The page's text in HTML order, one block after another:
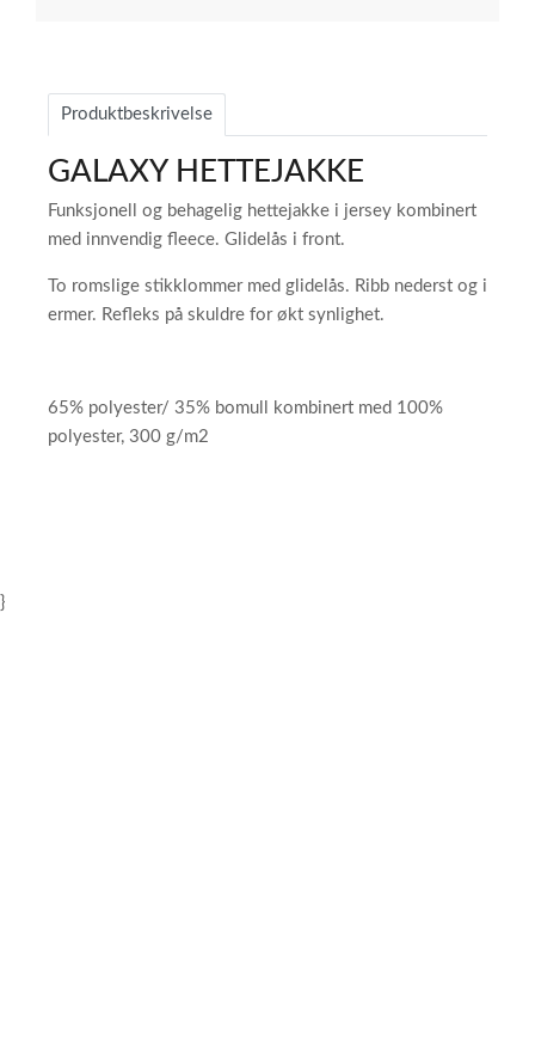
Produktbeskrivelse
GALAXY HETTEJAKKE
Funksjonell og behagelig hettejakke i jersey kombinert
med innvendig fleece. Glidelås i front.
To romslige stikklommer med glidelås. Ribb nederst og i
ermer. Refleks på skuldre for økt synlighet.
65% polyester/ 35% bomull kombinert med 100%
polyester, 300 g/m2
}